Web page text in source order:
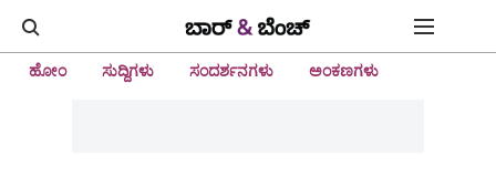
ಹೋಂ ಸುದ್ದಿಗಳು ಸಂದರ್ಶನಗಳು ಅಂಕಣಗಳು